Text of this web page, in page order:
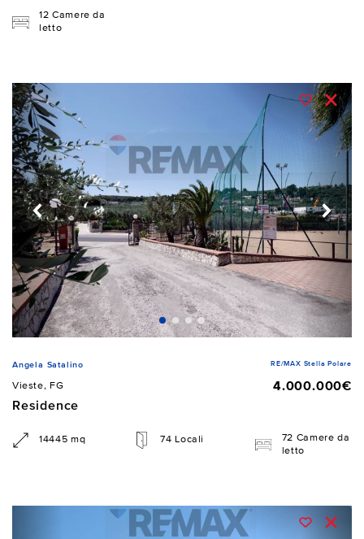
12 Camere da
letto
Angela Satalino RE/MAX Stella Polare
Vieste, FG
4.000.000€
Residence
14445 mq 74 Locali
72 Camere da
letto